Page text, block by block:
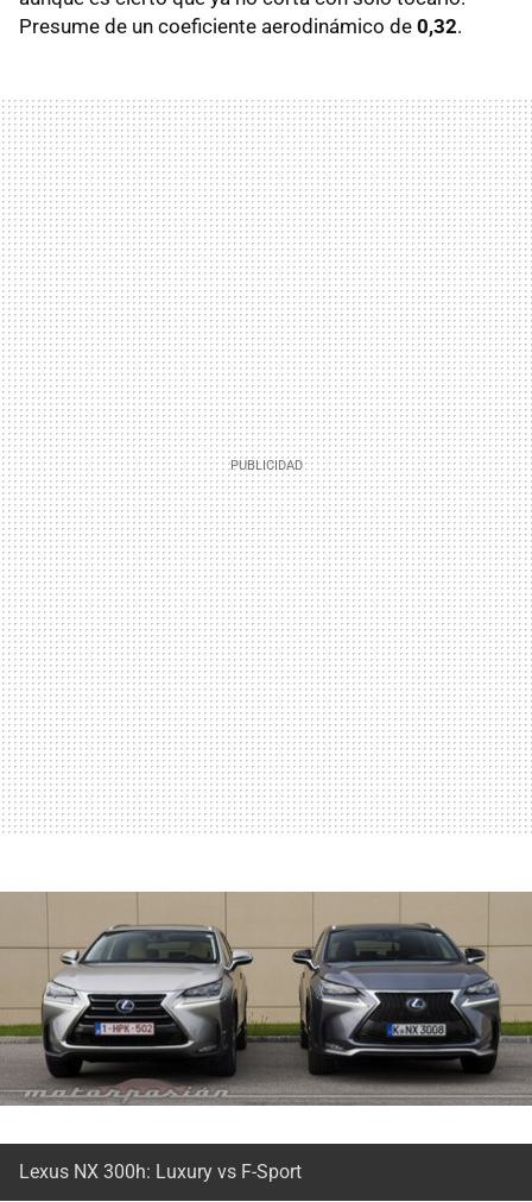
Presume de un coeficiente aerodinámico de 0,32.
Lexus NX 300h: Luxury vs F-Sport